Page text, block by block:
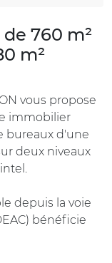
760 m²
m²
vous propose
immobilier
bureaux d'une
deux niveaux
depuis la voie
bénéficie